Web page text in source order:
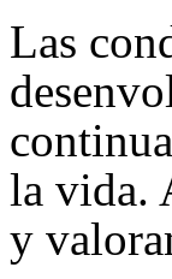
Las
la vida.
y